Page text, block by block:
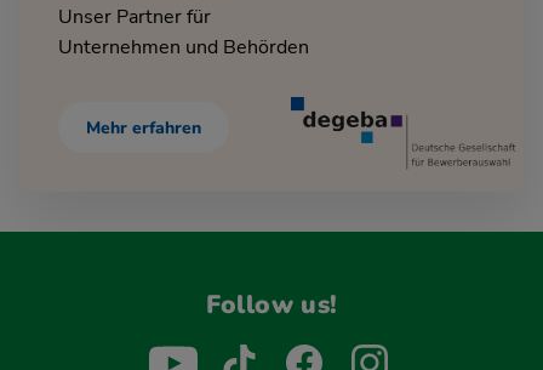
Unser Partner für
Unternehmen und Behörden
Mehr erfahren
Follow us!